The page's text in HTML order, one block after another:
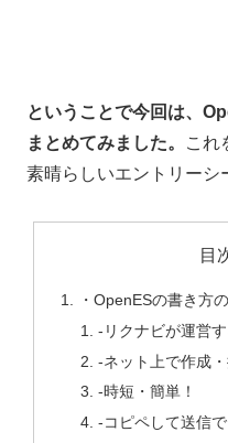
ということで今回は、
まとめてみました。
これ
素晴らしいエントリーシ
目
・OpenESの書き方
-リクナビが運営
-ネット上で作成
-時短・簡単！
-コピペして送信